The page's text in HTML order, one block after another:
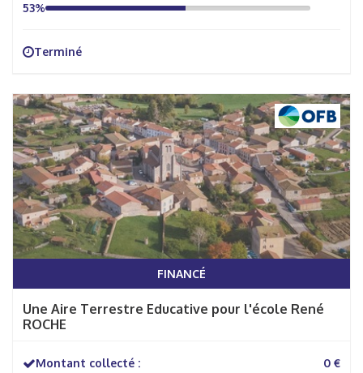
53%
Terminé
FINANCÉ
Une Aire Terrestre Educative pour l'école René
ROCHE
Montant collecté : 0 €